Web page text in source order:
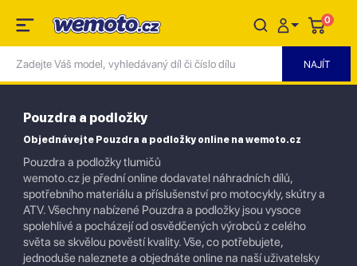
0
Pouzdra a podložky
Objednávejte Pouzdra a podložky online na wemoto.cz
Pouzdra a podložky tlumičů
wemoto.cz je přední online dodavatel náhradních dílů,
spotřebního materiálu a příslušenství pro motocykly, skútry a
ATV. Všechny nabízené Pouzdra a podložky jsou vysoce
spolehlivé a pocházejí od osvědčených výrobců z celého
světa se skvělou pověstí kvality. Vše, co potřebujete,
jednoduše naleznete a objednáte online na naší uživatelsky